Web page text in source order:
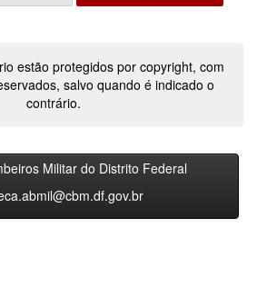
estão protegidos por copyright, com
salvo quando é indicado o
contrário.
Militar do Distrito Federal